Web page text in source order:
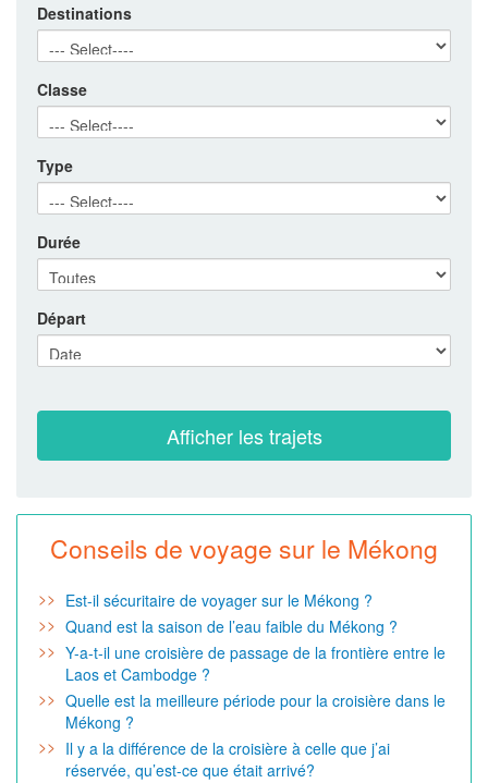
Destinations
Classe
Type
Durée
Départ
Conseils de voyage sur le Mékong
Est-il sécuritaire de voyager sur le Mékong ?
Quand est la saison de l’eau faible du Mékong ?
Y-a-t-il une croisière de passage de la frontière entre le
Laos et Cambodge ?
Quelle est la meilleure période pour la croisière dans le
Mékong ?
Il y a la différence de la croisière à celle que j’ai
réservée, qu’est-ce que était arrivé?